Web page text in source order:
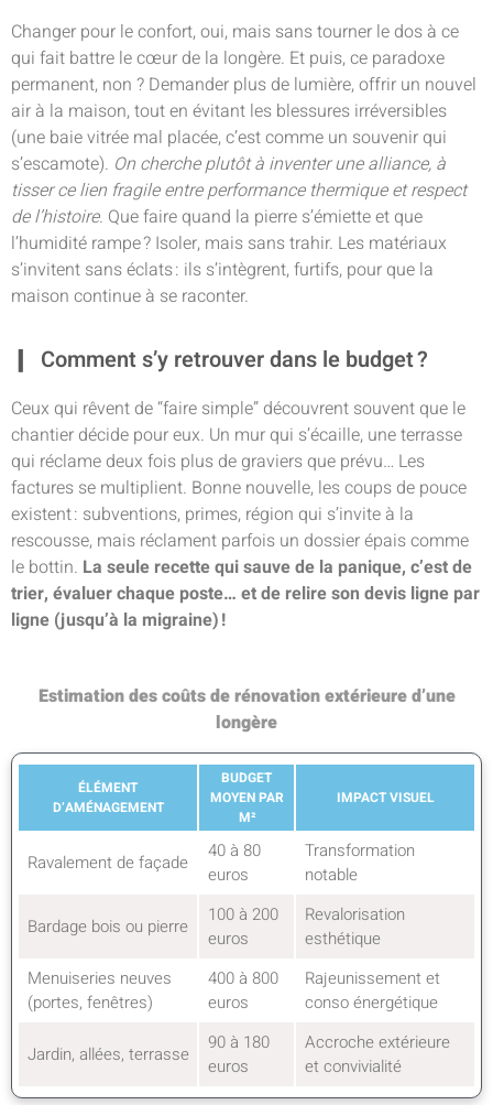
Changer pour le confort, oui, mais sans tourner le dos à ce
qui fait battre le cœur de la longère. Et puis, ce paradoxe
permanent, non ? Demander plus de lumière, offrir un nouvel
air à la maison, tout en évitant les blessures irréversibles
(une baie vitrée mal placée, c’est comme un souvenir qui
s’escamote). On cherche plutôt à inventer une alliance, à
tisser ce lien fragile entre performance thermique et respect
de l’histoire. Que faire quand la pierre s’émiette et que
l’humidité rampe ? Isoler, mais sans trahir. Les matériaux
s’invitent sans éclats : ils s’intègrent, furtifs, pour que la
maison continue à se raconter.
Comment s’y retrouver dans le budget ?
Ceux qui rêvent de “faire simple” découvrent souvent que le
chantier décide pour eux. Un mur qui s’écaille, une terrasse
qui réclame deux fois plus de graviers que prévu… Les
factures se multiplient. Bonne nouvelle, les coups de pouce
existent : subventions, primes, région qui s’invite à la
rescousse, mais réclament parfois un dossier épais comme
le bottin. La seule recette qui sauve de la panique, c’est de
trier, évaluer chaque poste… et de relire son devis ligne par
ligne (jusqu’à la migraine) !
Estimation des coûts de rénovation extérieure d’une
longère
ÉLÉMENT
D’AMÉNAGEMENT
BUDGET
MOYEN PAR
M²
IMPACT VISUEL
Ravalement de façade
40 à 80
euros
Transformation
notable
Bardage bois ou pierre
100 à 200
euros
Revalorisation
esthétique
Menuiseries neuves
(portes, fenêtres)
400 à 800
euros
Rajeunissement et
conso énergétique
Jardin, allées, terrasse
90 à 180
euros
Accroche extérieure
et convivialité